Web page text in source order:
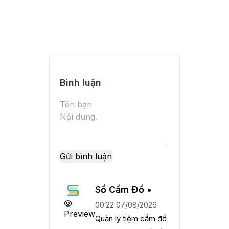
Bình luận
Gửi bình luận
Preview
Sổ Cầm Đồ •
00:22 07/08/2026
Quản lý tiệm cầm đồ